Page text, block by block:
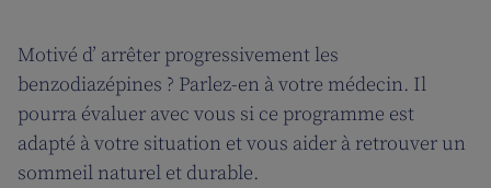
Motivé d’ arrêter progressivement les
benzodiazépines ? Parlez-en à votre médecin. Il
pourra évaluer avec vous si ce programme est
adapté à votre situation et vous aider à retrouver un
sommeil naturel et durable.